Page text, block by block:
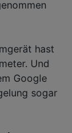
hast
Und
Google
sogar